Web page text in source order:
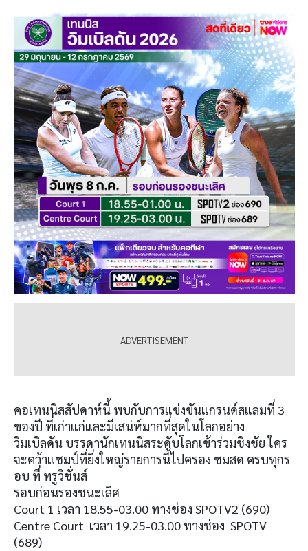
คอเทนนิสสัปดาห์นี้ พบกับการแข่งขันแกรนด์สแลมที่ 3
ของปี ที่เก่าแก่และมีเสน่ห์มากที่สุดในโลกอย่าง
วิมเบิลดัน บรรดานักเทนนิสระดับโลกเข้าร่วมชิงชัย ใคร
จะคว้าแชมป์ที่ยิ่งใหญ่รายการนี้ไปครอง ชมสด ครบทุกร
อบ ที่ ทรูวิชั่นส์
รอบก่อนรองชนะเลิศ
Court 1 เวลา 18.55-03.00 ทางช่อง SPOTV2 (690)
Centre Court เวลา 19.25-03.00 ทางช่อง SPOTV
(689)